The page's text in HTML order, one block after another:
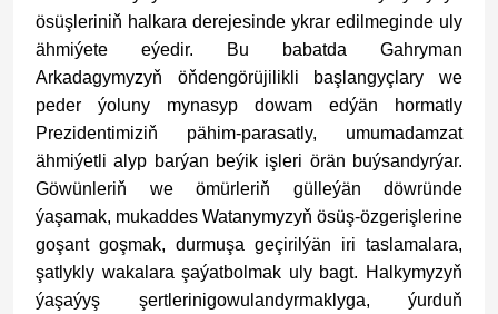
ösüşleriniň halkara derejesinde ykrar edilmeginde uly
ähmiýete eýedir. Bu babatda Gahryman
Arkadagymyzyň öňdengörüjilikli başlangyçlary we
peder ýoluny mynasyp dowam edýän hormatly
Prezidentimiziň pähim-parasatly, umumadamzat
ähmiýetli alyp barýan beýik işleri örän buýsandyrýar.
Göwünleriň we ömürleriň gülleýän döwründe
ýaşamak, mukaddes Watanymyzyň ösüş-özgerişlerine
goşant goşmak, durmuşa geçirilýän iri taslamalara,
şatlykly wakalara şaýatbolmak uly bagt. Halkymyzyň
ýaşaýyş şertlerinigowulandyrmaklyga, ýurduň